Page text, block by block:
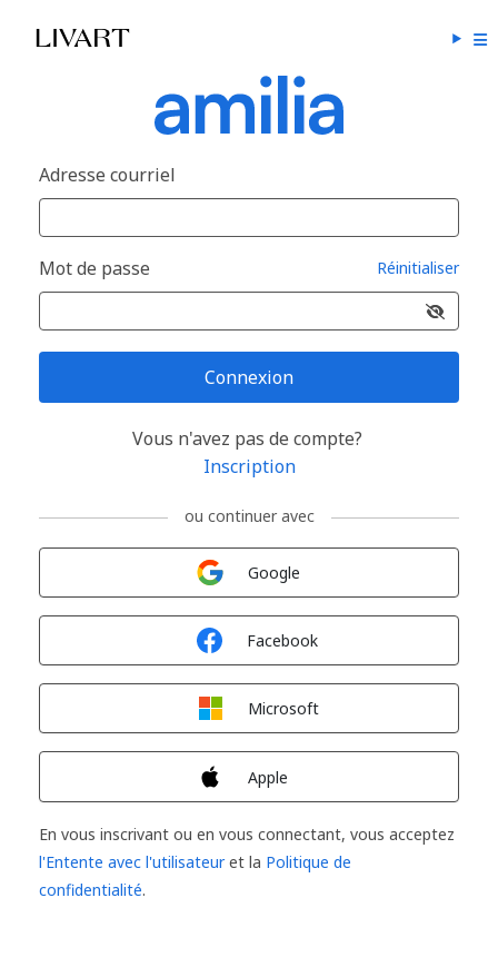
Adresse courriel
Mot de passe Réinitialiser
Connexion
Vous n'avez pas de compte?
Inscription
ou continuer avec
Google
Facebook
Microsoft
Apple
En vous inscrivant ou en vous connectant, vous acceptez
l'Entente avec l'utilisateuret la Politique de
confidentialité.